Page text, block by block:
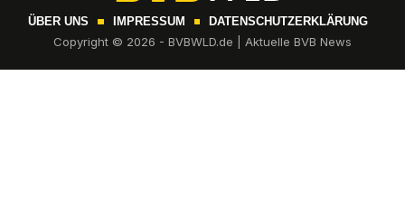
ÜBER UNS IMPRESSUM DATENSCHUTZERKLÄRUNG
Copyright © 2026 - BVBWLD.de | Aktuelle BVB News